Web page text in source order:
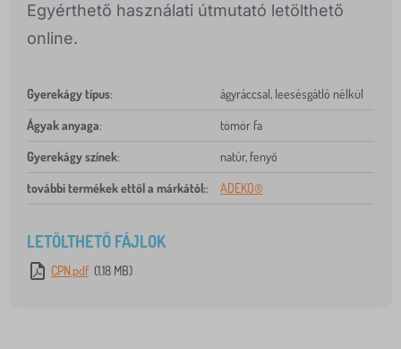
Egyérthető használati útmutató letölthető
online.
Gyerekágy típus: ágyráccsal, leesésgátló nélkül
Ágyak anyaga: tömör fa
Gyerekágy színek: natúr, fenyő
további termékek ettől a márkától:: ADEKO®
LETÖLTHETŐ FÁJLOK
CPN.pdf (1.18 MB)